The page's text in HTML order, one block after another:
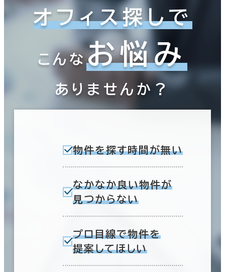
オフィス探しで
こんなお悩み
ありませんか？
物件を探す時間が無い
なかなか良い物件が
見つからない
プロ目線で物件を
提案してほしい